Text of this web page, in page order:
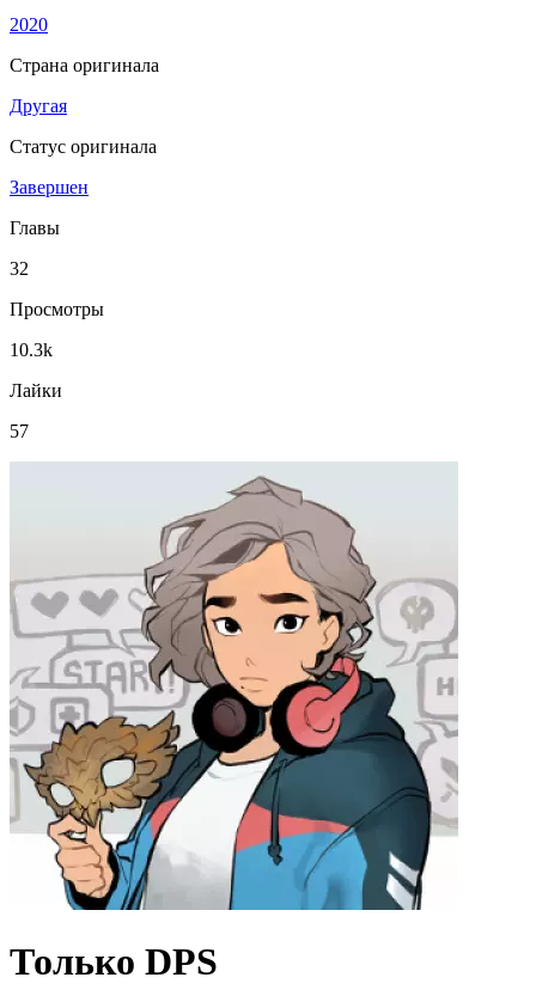
2020
Страна оригинала
Другая
Статус оригинала
Завершен
Главы
32
Просмотры
10.3k
Лайки
57
Только DPS